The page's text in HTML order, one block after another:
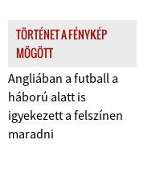
TÖRTÉNET A FÉNYKÉP
MÖGÖTT
Angliában a futball a
háború alatt is
igyekezett a felszínen
maradni